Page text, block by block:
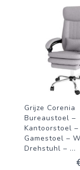
Grijze Corenia
Bureaustoel –
Kantoorstoel –
Gamestoel –
Drehstuhl – ...